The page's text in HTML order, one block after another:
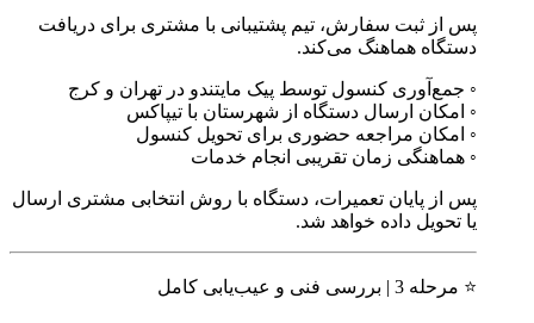
پس از ثبت سفارش، تیم پشتیبانی با مشتری برای دریافت
دستگاه هماهنگ می‌کند.
◦ جمع‌آوری کنسول توسط پیک مایتندو در تهران و کرج
◦ امکان ارسال دستگاه از شهرستان با تیپاکس
◦ امکان مراجعه حضوری برای تحویل کنسول
◦ هماهنگی زمان تقریبی انجام خدمات
پس از پایان تعمیرات، دستگاه با روش انتخابی مشتری ارسال
یا تحویل داده خواهد شد.
⭐ مرحله 3 | بررسی فنی و عیب‌یابی کامل